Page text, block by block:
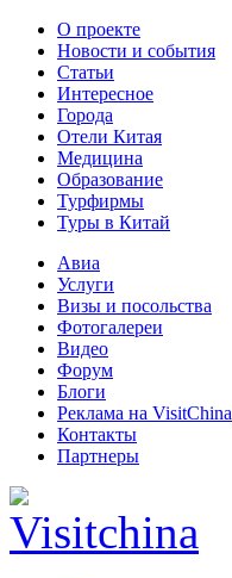
О проекте
Новости и события
Статьи
Интересное
Города
Отели Китая
Медицина
Образование
Турфирмы
Туры в Китай
Авиа
Услуги
Визы и посольства
Фотогалереи
Видео
Форум
Блоги
Реклама на VisitChina
Контакты
Партнеры